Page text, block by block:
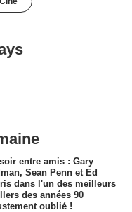
entre amis : Gary
Sean Penn et Ed
dans l'un des meilleurs
des années 90
oublié !